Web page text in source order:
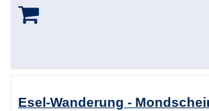
Esel-Wanderung -